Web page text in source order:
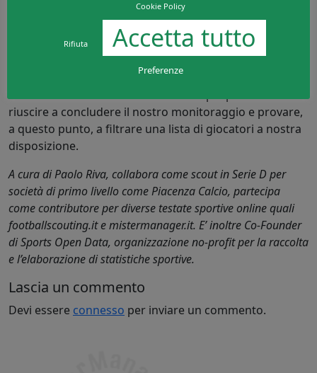
considerando le leghe minori probabilmente un
giocatore sarà arrivato nella città in cui gioco per altre
ragioni (lavoro extra-calcistico) trovando poi nel calcio
una seconda possibilità di introito.
riuscire a concludere il nostro monitoraggio e provare,
a questo punto, a filtrare una lista di giocatori a nostra
disposizione.
A cura di Paolo Riva, collabora come scout in Serie D per
società di primo livello come Piacenza Calcio, partecipa
come contributore per diverse testate sportive online quali
footballscouting.it e mistermanager.it. E’ inoltre Co-Founder
di Sports Open Data, organizzazione no-profit per la raccolta
e l’elaborazione di statistiche sportive.
Lascia un commento
Devi essere connesso per inviare un commento.
Cookie Policy
Rifiuta Accetta tutto
Preferenze